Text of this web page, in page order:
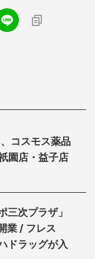
コスモス薬品
園店・益子店
三次プラザ」
業 / フレス
ドラッグが入